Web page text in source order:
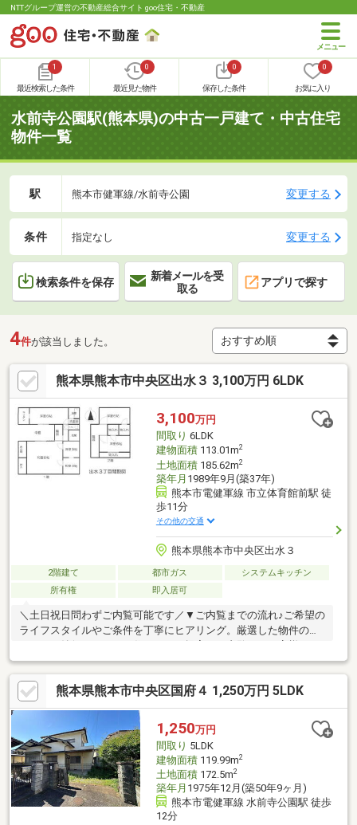
NTTグループ運営の不動産総合サイト goo住宅・不動産
1
最近検索した条件
0
最近見た物件
0
保存した条件
0
お気に入り
水前寺公園駅(熊本県)の中古一戸建て・中古住宅
物件一覧
駅 熊本市健軍線/水前寺公園 変更する
条件 指定なし 変更する
検索条件を保存
新着メールを受
取る
アプリで探す
4件が該当しました。
熊本県熊本市中央区出水３ 3,100万円 6LDK
3,100万円
間取り 6LDK
建物面積113.01m2
土地面積185.62m2
築年月 1989年9月(築37年)
熊本市電健軍線 市立体育館前駅 徒
歩11分
その他の交通
熊本県熊本市中央区出水３
2階建て 都市ガス
システムキッチン
所有権
即入居可
＼土日祝日問わずご内覧可能です／▼ご内覧までの流れ♪ご希望の
ライフスタイルやご条件を丁寧にヒアリング。厳選した物件の中
都合に合わせて柔軟に調整いたします。▼資金計画・住宅ローン
もワンストップでサポート♪お客様のお悩みに経験豊富な担当者が
丁寧にご対応。安心して次のステージへ進めるよう、的確なアド
バイスを行います。▼お客様のペースでご検討いただけます「ま
だ検討したい」「他の物件も見たい」などのご希望にも、ご条件
に合わせた物件をご提案しながら、納得のマイホーム探しをしっ
かりサポートいたします。TEL：096-206-1230
熊本県熊本市中央区国府４ 1,250万円 5LDK
1,250万円
間取り 5LDK
建物面積119.99m2
土地面積172.5m2
築年月 1975年12月(築50年9ヶ月)
熊本市電健軍線 水前寺公園駅 徒歩
12分